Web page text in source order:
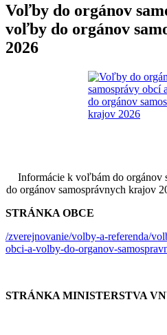
Voľby do orgánov
voľby do orgánov
2026
Informácie k voľbám do orgánov
do orgánov samosprávnych krajov
STRÁNKA OBCE
/zverejnovanie/volby-a-referenda/
obci-a-volby-do-organov-
STRÁNKA MINISTERSTVA